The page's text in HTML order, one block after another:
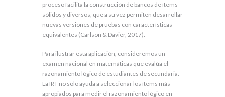
proceso facilita la construcción de bancos de ítems
sólidos y diversos, que a su vez permiten desarrollar
nuevas versiones de pruebas con características
equivalentes (Carlson & Davier, 2017).
Para ilustrar esta aplicación, consideremos un
examen nacional en matemáticas que evalúa el
razonamiento lógico de estudiantes de secundaria.
La IRT no solo ayuda a seleccionar los ítems más
apropiados para medir el razonamiento lógico en